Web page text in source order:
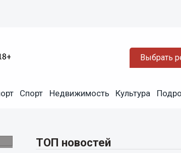
Выбрать
Спорт Недвижимость Культура
ТОП новостей